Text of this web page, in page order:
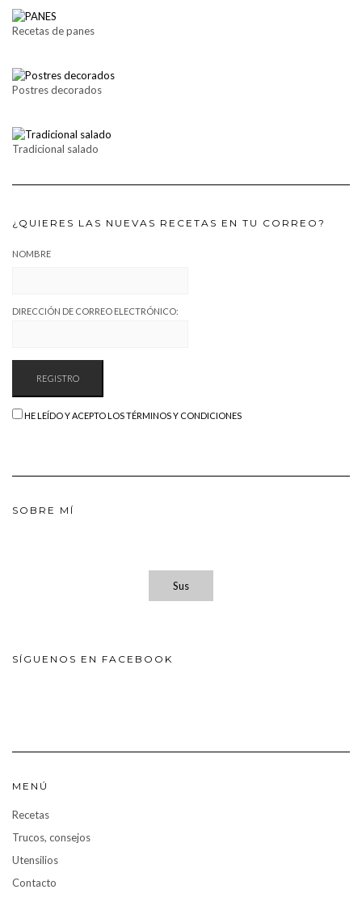
Recetas de panes
Postres decorados
Tradicional salado
¿QUIERES LAS NUEVAS RECETAS EN TU CORREO?
NOMBRE
DIRECCIÓN DE CORREO ELECTRÓNICO:
HE LEÍDO Y ACEPTO LOS TÉRMINOS Y CONDICIONES
SOBRE MÍ
Sus
SÍGUENOS EN FACEBOOK
MENÚ
Recetas
Trucos, consejos
Utensilios
Contacto